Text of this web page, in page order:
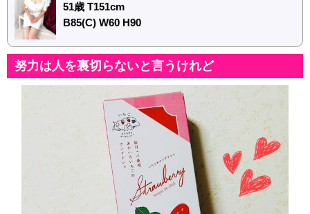
51歳 T151cm
B85(C) W60 H90
努力は人を裏切らないと言うけれど